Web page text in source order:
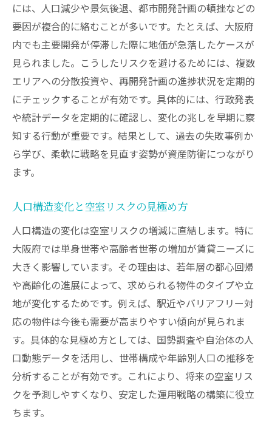
には、人口減少や景気後退、都市開発計画の頓挫などの
要因が複合的に絡むことが多いです。たとえば、大阪府
内でも主要開発が停滞した際に地価が急落したケースが
見られました。こうしたリスクを避けるためには、複数
エリアへの分散投資や、再開発計画の進捗状況を定期的
にチェックすることが有効です。具体的には、行政発表
や統計データを定期的に確認し、変化の兆しを早期に察
知する行動が重要です。結果として、過去の失敗事例か
ら学び、柔軟に戦略を見直す姿勢が資産防衛につながり
ます。
人口構造変化と空室リスクの見極め方
人口構造の変化は空室リスクの増減に直結します。特に
大阪府では単身世帯や高齢者世帯の増加が賃貸ニーズに
大きく影響しています。その理由は、若年層の都心回帰
や高齢化の進展によって、求められる物件のタイプや立
地が変化するためです。例えば、駅近やバリアフリー対
応の物件は今後も需要が高まりやすい傾向が見られま
す。具体的な見極め方としては、国勢調査や自治体の人
口動態データを活用し、世帯構成や年齢別人口の推移を
分析することが有効です。これにより、将来の空室リス
クを予測しやすくなり、安定した運用戦略の構築に役立
ちます。